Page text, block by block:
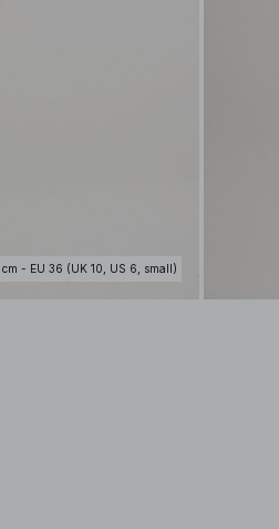
cm - EU 36 (UK 10, US 6, small)